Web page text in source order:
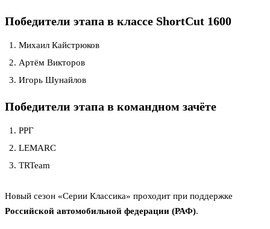
Победители этапа в классе ShortCut 1600
Михаил Кайстрюков
Артём Викторов
Игорь Шунайлов
Победители этапа в командном зачёте
РРГ
LEMARC
TRTeam
Новый сезон «Серии Классика» проходит при поддержке
Российской автомобильной федерации (РАФ).